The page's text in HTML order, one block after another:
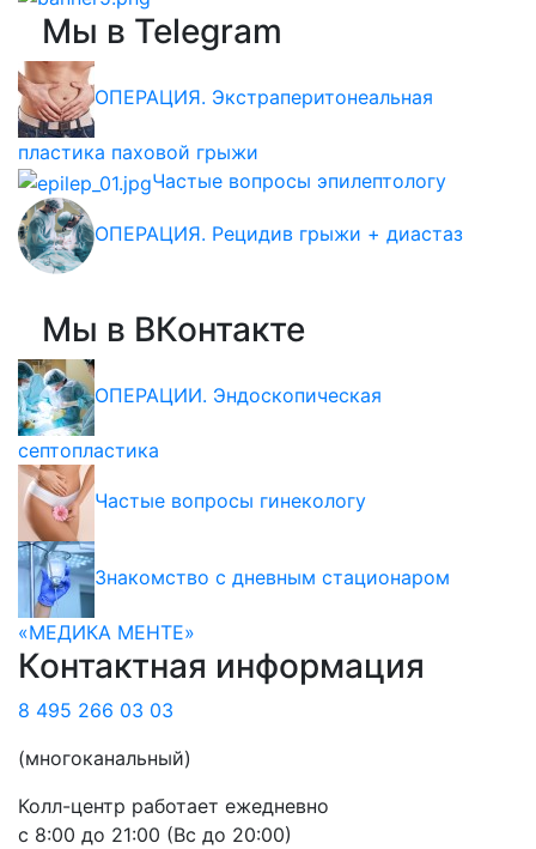
Мы в Telegram
ОПЕРАЦИЯ. Экстраперитонеальная
пластика паховой грыжи
Частые вопросы эпилептологу
ОПЕРАЦИЯ. Рецидив грыжи + диастаз
Мы в ВКонтакте
ОПЕРАЦИИ. Эндоскопическая
септопластика
Частые вопросы гинекологу
Знакомство с дневным стационаром
«МЕДИКА МЕНТЕ»
Контактная информация
8 495 266 03 03
(многоканальный)
Колл-центр работает ежедневно
с 8:00 до 21:00 (Вс до 20:00)